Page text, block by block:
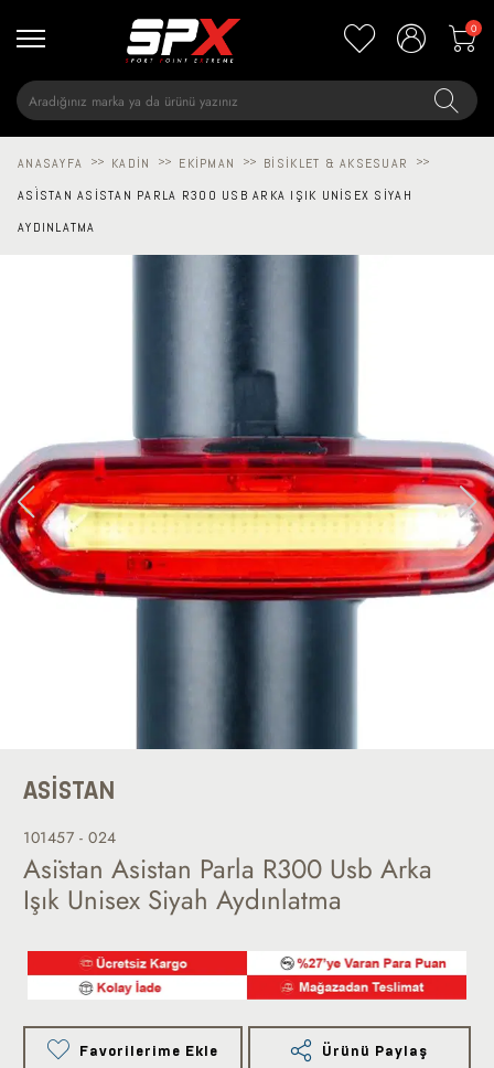
0
ANASAYFA >> KADIN >> EKIPMAN >> BISIKLET & AKSESUAR >>
ASİSTAN ASISTAN PARLA R300 USB ARKA IŞIK UNISEX SIYAH
AYDINLATMA
ASİSTAN
101457 - 024
Asi̇stan Asistan Parla R300 Usb Arka
Işık Unisex Siyah Aydınlatma
Favorilerime Ekle Ürünü Paylaş